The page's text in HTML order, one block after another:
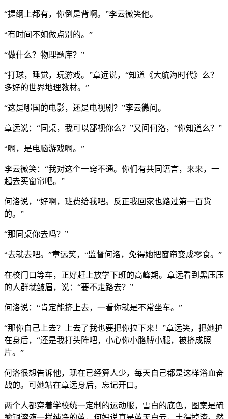
“提纲上都有，你倒是背啊。”李云微笑他。
“有时间不如做点别的。”
“做什么？物理题库？”
“打球，睡觉，玩游戏。”章远说，“知道《大航海时代》么？
多好的世界地理教材。”
“这是哪国的电影，还是电视剧？”李云微问。
章远说：“同桌，我可以鄙视你么？”又问何洛，“你知道么？”
“啊，是电脑游戏啊。”
李云微笑：“我对这个一窍不通。你们有共同语言，来来，一
起去买窗帘吧。”
何洛说，“好啊，班费给我吧。反正我回家也路过第一百货
的。”
“那同桌你去吗？”
“去就去吧。”章远笑，“监督何洛，免得她把窗帘变成零食。”
在校门口等车，正好赶上放学下班的高峰期。章远看到黑压压
的人群就皱眉，说：“要不走路去？”
何洛说：“肯定能挤上去，一看你就是不常坐车。”
“那你自己上去？上去了我也要把你拉下来！”章远笑，把她护
在身后，“还是我打头阵吧，小心你小胳膊小腿，被挤成照
片。”
何洛很想告诉他，现在已经算人少，每天自己都是这样浴血奋
战的。可她站在章远身后，忘记开口。
两个人都穿着学校统一定制的运动服，雪白的底色，图案是硫